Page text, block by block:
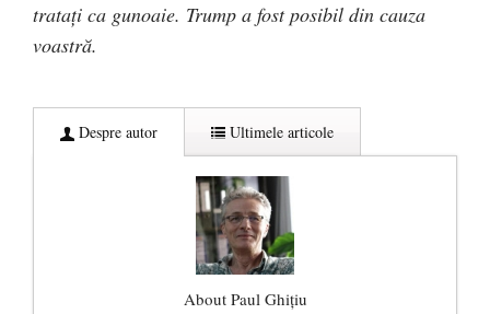
trataţi ca gunoaie. Trump a fost posibil din cauza
voastră.
Despre autor Ultimele articole
About Paul Ghițiu